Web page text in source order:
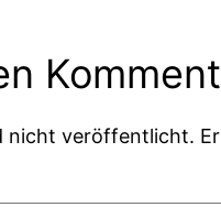
nicht veröffentlicht.